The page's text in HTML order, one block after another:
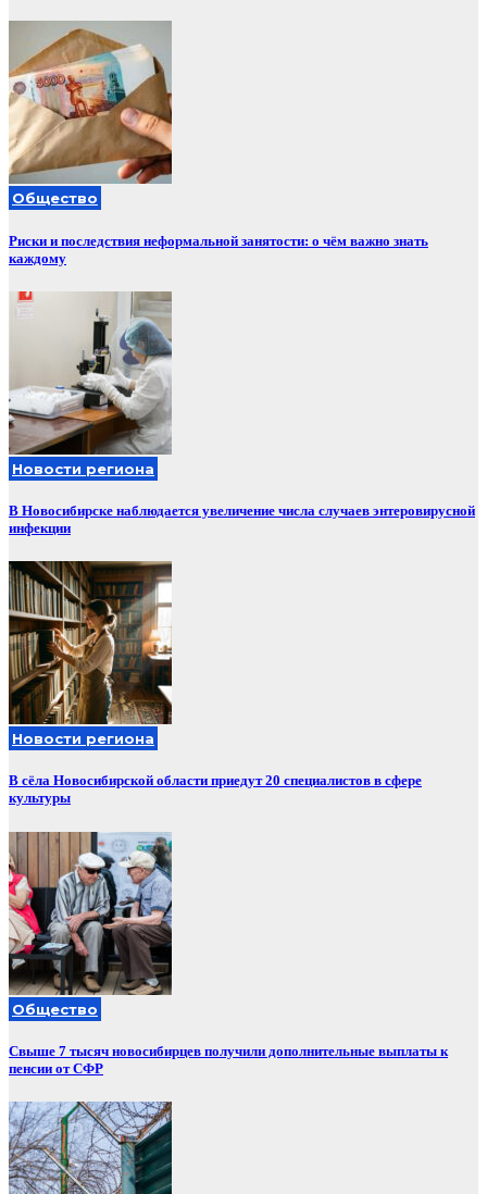
Общество
Риски и последствия неформальной занятости: о чём важно знать
каждому
Новости региона
В Новосибирске наблюдается увеличение числа случаев энтеровирусной
инфекции
Новости региона
В сёла Новосибирской области приедут 20 специалистов в сфере
культуры
Общество
Свыше 7 тысяч новосибирцев получили дополнительные выплаты к
пенсии от СФР